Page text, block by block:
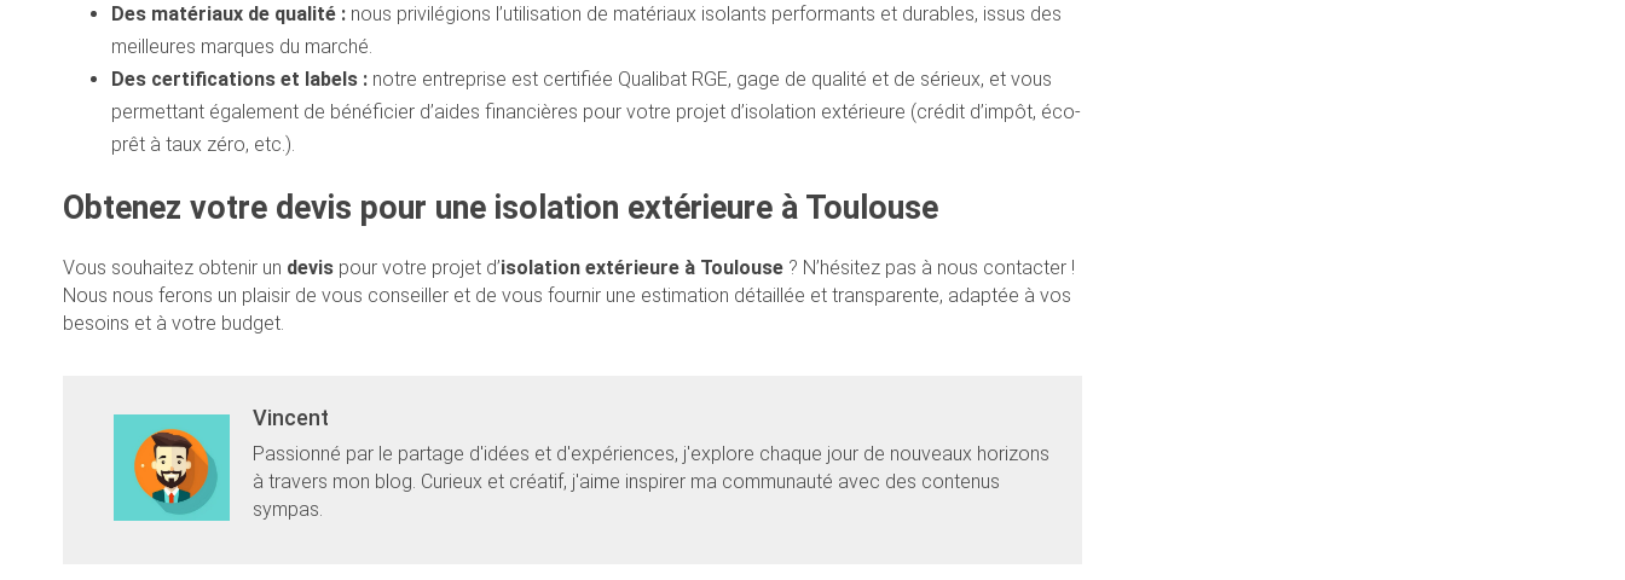
Des matériaux de qualité : nous privilégions l’utilisation de matériaux isolants performants et durables, issus des
meilleures marques du marché.
Des certifications et labels : notre entreprise est certifiée Qualibat RGE, gage de qualité et de sérieux, et vous
permettant également de bénéficier d’aides financières pour votre projet d’isolation extérieure (crédit d’impôt, éco-
prêt à taux zéro, etc.).
Obtenez votre devis pour une isolation extérieure à Toulouse
Vous souhaitez obtenir un devis pour votre projet d’isolation extérieure à Toulouse ? N’hésitez pas à nous contacter !
Nous nous ferons un plaisir de vous conseiller et de vous fournir une estimation détaillée et transparente, adaptée à vos
besoins et à votre budget.
Vincent
Passionné par le partage d'idées et d'expériences, j'explore chaque jour de nouveaux horizons
à travers mon blog. Curieux et créatif, j'aime inspirer ma communauté avec des contenus
sympas.